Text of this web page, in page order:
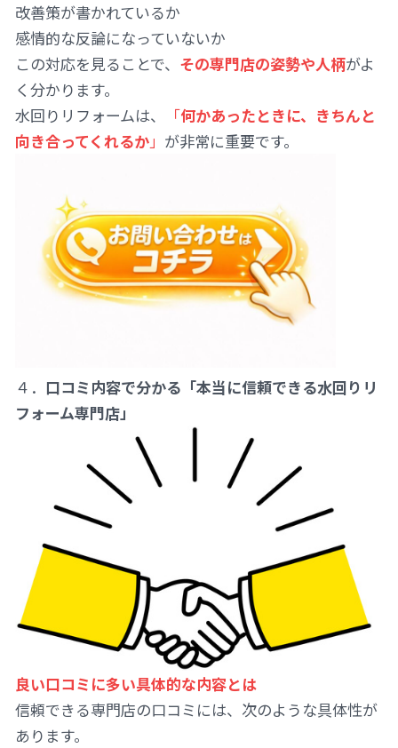
改善策が書かれているか
感情的な反論になっていないか
この対応を見ることで、 その専門店の姿勢や人柄がよ
く分かります。
水回りリフォームは、
「何かあったときに、きちんと
向き合ってくれるか」 が非常に重要です。
４． 口コミ内容で分かる「本当に信頼できる水回りリ
フォーム専門店」
良い口コミに多い具体的な内容とは
信頼できる専門店の口コミには、次のような具体性が
あります。